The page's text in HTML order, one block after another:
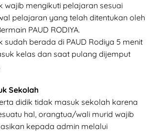
wajib mengikuti pelajaran sesuai
pelajaran yang telah ditentukan oleh
PAUD RODIYA.
sudah berada di PAUD Rodiya 5 menit
kelas dan saat pulang dijemput
Sekolah
didik tidak masuk sekolah karena
hal, orangtua/wali murid wajib
kepada admin melalui